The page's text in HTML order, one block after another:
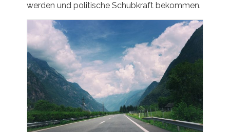
werden und politische Schubkraft bekommen.